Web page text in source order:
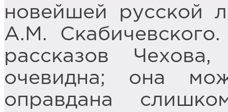
новейшей русской
А.М.
рассказов
очевидна; она
оправдана